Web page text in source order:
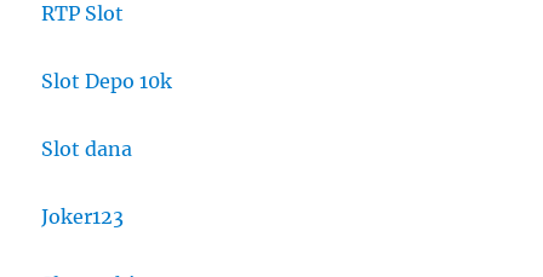
RTP Slot
Slot Depo 10k
Slot dana
Joker123